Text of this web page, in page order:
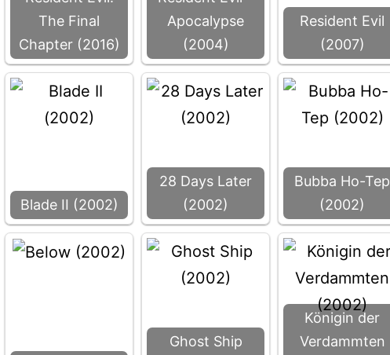
The Final
Chapter (2016)
Apocalypse
(2004)
Resident Evil
(2007)
Blade II (2002)
28 Days Later
(2002)
Bubba Ho-Tep
(2002)
Ghost Ship
Königin der
Verdammten